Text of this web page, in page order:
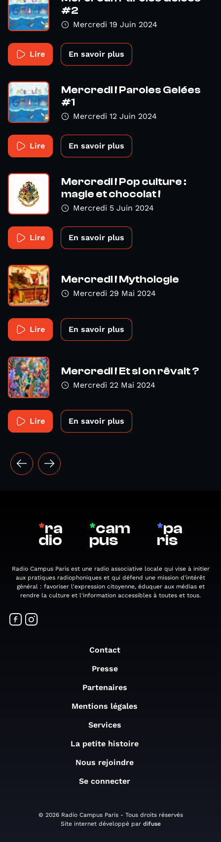
#2
Mercredi 19 Juin 2024
Lire En savoir plus
Mercredi ! Paroles Gelées
#1
Mercredi 12 Juin 2024
Lire En savoir plus
Mercredi ! Pop culture :
magie et chocolat !
Mercredi 5 Juin 2024
Lire En savoir plus
Mercredi ! Mythologie
Mercredi 29 Mai 2024
Lire En savoir plus
Mercredi ! Et si on rêvait ?
Mercredi 22 Mai 2024
Lire En savoir plus
*ra
dio
*cam
pus
*pa
ris
Radio Campus Paris est une radio associative locale qui vise à initier
aux pratiques radiophoniques et qui défend une mission d'intérêt
général : favoriser l'expression citoyenne, éduquer aux médias et
rendre la culture et l'information accessibles à toutes et tous.
Contact
Presse
Partenaires
Mentions légales
Services
La petite histoire
Nous rejoindre
Se connecter
© 2026 Radio Campus Paris - Tous droits réservés
Site internet développé par difuse